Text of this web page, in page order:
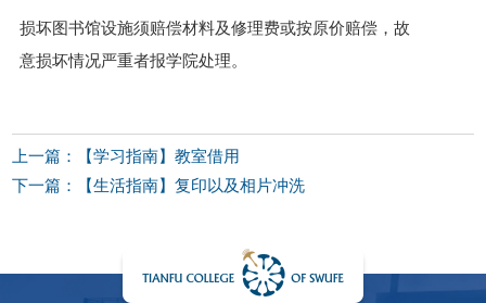
损坏图书馆设施须赔偿材料及修理费或按原价赔偿，故
意损坏情况严重者报学院处理。
上一篇：【学习指南】教室借用
下一篇：【生活指南】复印以及相片冲洗